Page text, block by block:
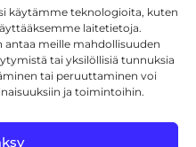
käytämme teknologioita, kuten
laitetietoja.
meille mahdollisuuden
tai yksilöllisiä tunnuksia
tai peruuttaminen voi
ja toimintoihin.